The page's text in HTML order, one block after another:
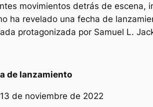
movimientos detrás de escena,
ha revelado una fecha de
protagonizada por Samuel L.
de lanzamiento
13 de noviembre de 2022